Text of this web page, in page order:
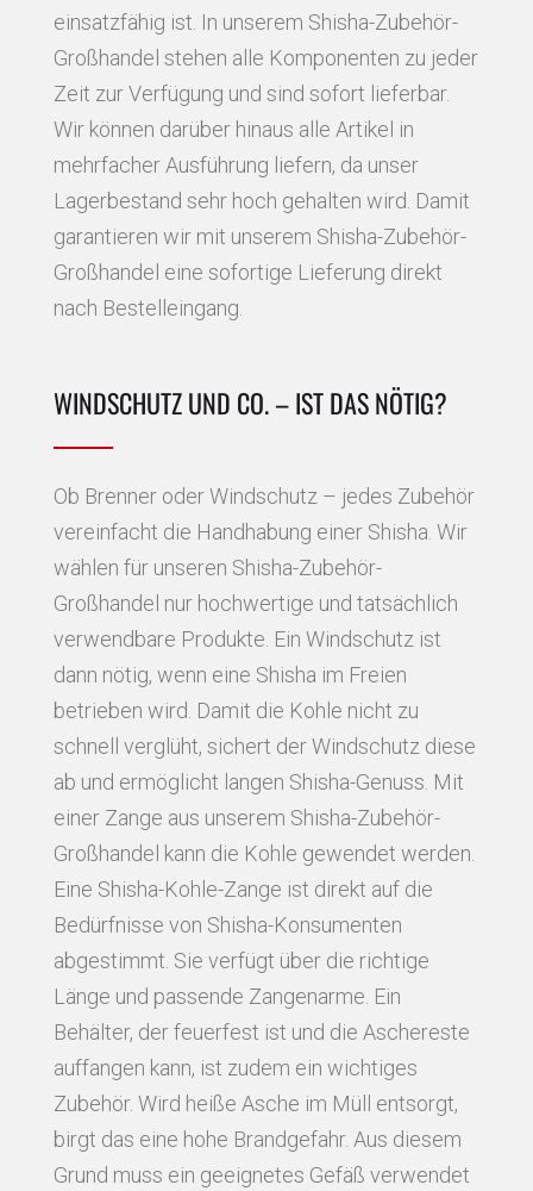
einsatzfähig ist. In unserem Shisha-Zubehör-
Großhandel stehen alle Komponenten zu jeder
Zeit zur Verfügung und sind sofort lieferbar.
Wir können darüber hinaus alle Artikel in
mehrfacher Ausführung liefern, da unser
Lagerbestand sehr hoch gehalten wird. Damit
garantieren wir mit unserem Shisha-Zubehör-
Großhandel eine sofortige Lieferung direkt
nach Bestelleingang.
WINDSCHUTZ UND CO. – IST DAS NÖTIG?
Ob Brenner oder Windschutz – jedes Zubehör
vereinfacht die Handhabung einer Shisha. Wir
wählen für unseren Shisha-Zubehör-
Großhandel nur hochwertige und tatsächlich
verwendbare Produkte. Ein Windschutz ist
dann nötig, wenn eine Shisha im Freien
betrieben wird. Damit die Kohle nicht zu
schnell verglüht, sichert der Windschutz diese
ab und ermöglicht langen Shisha-Genuss. Mit
einer Zange aus unserem Shisha-Zubehör-
Großhandel kann die Kohle gewendet werden.
Eine Shisha-Kohle-Zange ist direkt auf die
Bedürfnisse von Shisha-Konsumenten
abgestimmt. Sie verfügt über die richtige
Länge und passende Zangenarme. Ein
Behälter, der feuerfest ist und die Aschereste
auffangen kann, ist zudem ein wichtiges
Zubehör. Wird heiße Asche im Müll entsorgt,
birgt das eine hohe Brandgefahr. Aus diesem
Grund muss ein geeignetes Gefäß verwendet